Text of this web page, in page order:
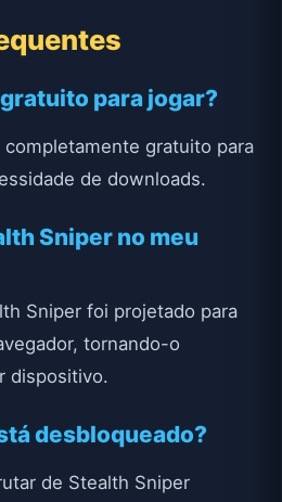
para jogar?
gratuito para
de downloads.
Sniper no meu
Sniper foi projetado para
tornando-o
dispositivo.
desbloqueado?
de Stealth Sniper